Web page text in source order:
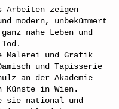
Arbeiten zeigen
modern, unbekümmert
nahe Leben und
Malerei und Grafik
und Tapisserie
an der Akademie
Künste in Wien.
sie national und